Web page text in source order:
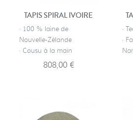
TAPIS SPIRAL IVOIRE
· 100 % laine de
Nouvelle-Zélande
· Cousu à la main
808,00 €
·
·